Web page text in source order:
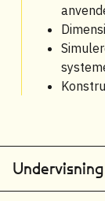
Undervisning